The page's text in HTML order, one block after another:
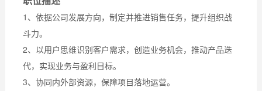
1、依据公司发展方向，制定并推进销售任务，提升组织战
斗力。​
2、以用户思维识别客户需求，创造业务机会，推动产品迭
代，实现业务与盈利目标。​
3、协同内外部资源，保障项目落地运营。​